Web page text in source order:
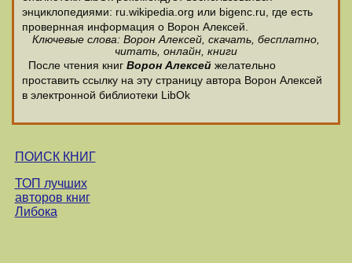
энциклопедиями: ru.wikipedia.org или bigenc.ru, где есть
провернная информация о Ворон Алексей.
Ключевые слова: Ворон Алексей, скачать, бесплатно,
читать, онлайн, книги
После чтения книг Ворон Алексей желательно
проставить ссылку на эту страницу автора Ворон Алексей
в электронной библиотеки LibOk
ПОИСК КНИГ
ТОП лучших
авторов книг
Либока